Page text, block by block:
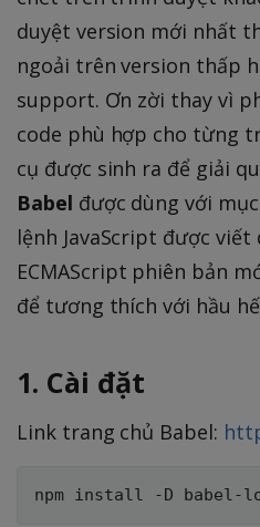
duyệt version mới nhất
ngoải trên version thấp
support. Ơn zời thay vì
code phù hợp cho từng
cụ được sinh ra để giải
Babel được dùng với
lệnh JavaScript được
ECMAScript phiên bản
để tương thích với hầu
1. Cài đặt
Link trang chủ Babel: